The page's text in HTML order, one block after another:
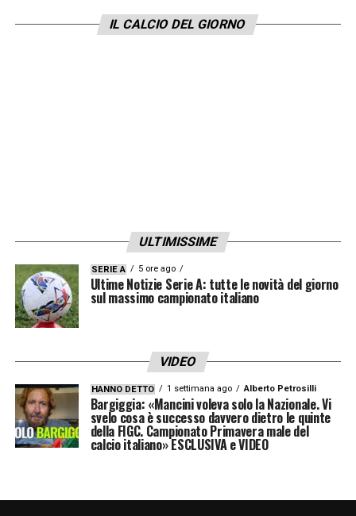
che in seratasupera 1-0 l’Andorra in
trasferta grazie alla rete di Asllani
tutta nel primo tempo, ha visto l’Irlanda
rispondere al successo pomeridiano
dell’Ungheria, con le tre squadre ancora in
lotta per il primo posto con il
allenata da Marco Rossi.
LA PLAYLIST DELLE NOSTRE TOP NEWS
IL CALCIO DEL GIORNO
ULTIMISSIME
SERIE A 5 ore ago
Ultime Notizie Serie A: tutte le novità del giorno
sul massimo campionato italiano
VIDEO
HANNO DETTO 1 settimana ago Alberto Petrosilli
Bargiggia: «Mancini voleva solo la Nazionale. Vi
svelo cosa è successo davvero dietro le quinte
della FIGC. Campionato Primavera male del
calcio italiano» ESCLUSIVA e VIDEO